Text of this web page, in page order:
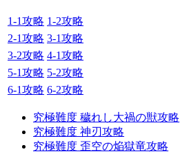
1-1攻略 1-2攻略
2-1攻略 3-1攻略
3-2攻略 4-1攻略
5-1攻略 5-2攻略
6-1攻略 6-2攻略
究極難度 穢れし大禍の獣攻略
究極難度 神刃攻略
究極難度 歪空の焔獄竜攻略